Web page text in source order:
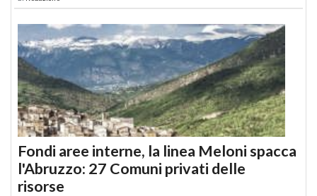
Fondi aree interne, la linea Meloni spacca
l'Abruzzo: 27 Comuni privati delle
risorse